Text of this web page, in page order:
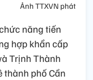
Ảnh TTXVN phát
năng tiến
hợp khẩn cấp
Trịnh Thành
thành phố Cần